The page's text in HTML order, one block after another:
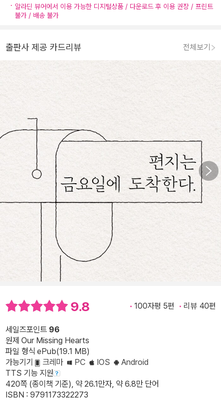
알라딘 뷰어에서 이용 가능한 디지털상품 / 다운로드 후 이용 권장 / 프린트
불가 / 배송 불가
출판사 제공 카드리뷰 전체보기
9.8 100자평 5편 리뷰 40편
세일즈포인트 96
원제 Our Missing Hearts
파일 형식 ePub(19.1 MB)
가능기기
크레마 PC IOS
Android
TTS 기능 지원
420쪽 (종이책 기준), 약 26.1만자, 약 6.8만 단어
ISBN : 9791173322273